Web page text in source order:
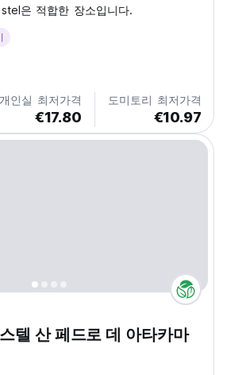
은 적합한 장소입니다.
개인실 최저가격
€17.80
도미토리 최저가격
€10.97
텔 산 페드로 데 아타카마